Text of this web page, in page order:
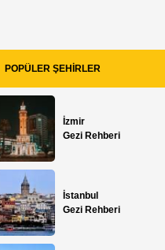
POPÜLER ŞEHIRLER
İzmir
Gezi Rehberi
İstanbul
Gezi Rehberi